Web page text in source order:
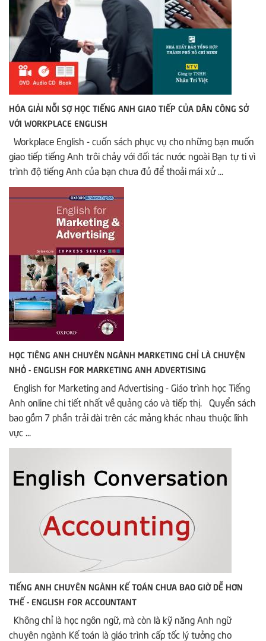
HÓA GIẢI NỖI SỢ HỌC TIẾNG ANH GIAO TIẾP CỦA DÂN CÔNG SỞ
VỚI WORKPLACE ENGLISH
Workplace English - cuốn sách phục vụ cho những bạn muốn
giao tiếp tiếng Anh trôi chảy với đối tác nước ngoài Bạn tự ti vì
trình độ tiếng Anh của bạn chưa đủ để thoải mái xử ...
HỌC TIÊNG ANH CHUYÊN NGÀNH MARKETING CHỈ LÀ CHUYỆN
NHỎ - ENGLISH FOR MARKETING ANH ADVERTISING
English for Marketing and Advertising - Giáo trình học Tiếng
Anh online chi tiết nhất về quảng cáo và tiếp thị. Quyển sách
bao gồm 7 phần trải dài trên các mảng khác nhau thuộc lĩnh
vực ...
TIẾNG ANH CHUYÊN NGÀNH KẾ TOÁN CHƯA BAO GIỜ DỄ HƠN
THẾ - ENGLISH FOR ACCOUNTANT
Không chỉ là học ngôn ngữ, mà còn là kỹ năng Anh ngữ
chuyên ngành Kế toán là giáo trình cấp tốc lý tưởng cho